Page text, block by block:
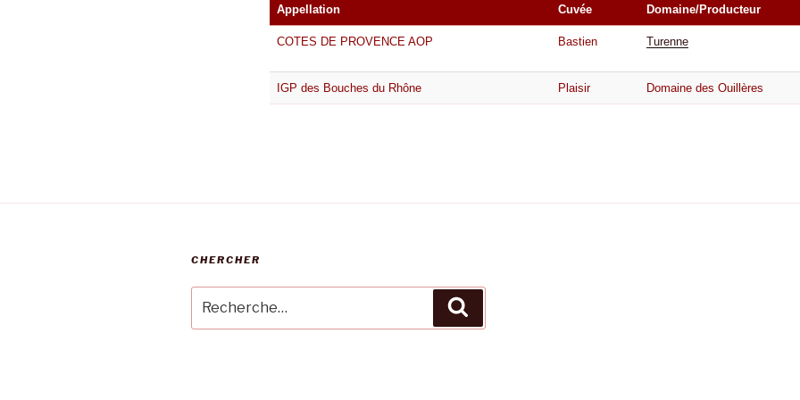
Appellation Cuvée Domaine/Producteur
COTES DE PROVENCE AOP Bastien Turenne
IGP des Bouches du Rhône Plaisir Domaine des Ouillères
CHERCHER
pour
: